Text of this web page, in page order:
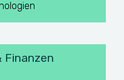
Finanzen